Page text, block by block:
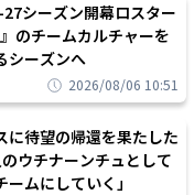
シーズン開幕ロスター
のチームカルチャーを
シーズンへ
2026/08/06 10:51
に待望の帰還を果たした
ウチナーンチュとして
ムにしていく」